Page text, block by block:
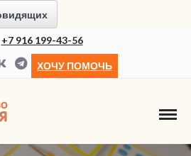
+7 916 199-43-56
ХОЧУ ПОМОЧЬ